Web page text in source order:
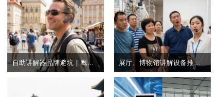
自助讲解器品牌避坑｜鹰米自助讲解器，实测好用不踩雷 展厅、博物馆讲解设备推荐｜分区讲解系统，解决多团队接待核心痛点